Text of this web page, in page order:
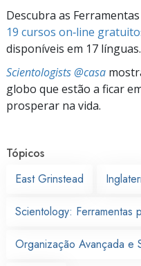
Descubra as
19 cursos on‑line
disponíveis em 17 línguas.
Scientologists @casa
globo que estão a ficar
prosperar na vida.
Tópicos
East Grinstead
Scientology: Ferramentas
Organização Avançada e